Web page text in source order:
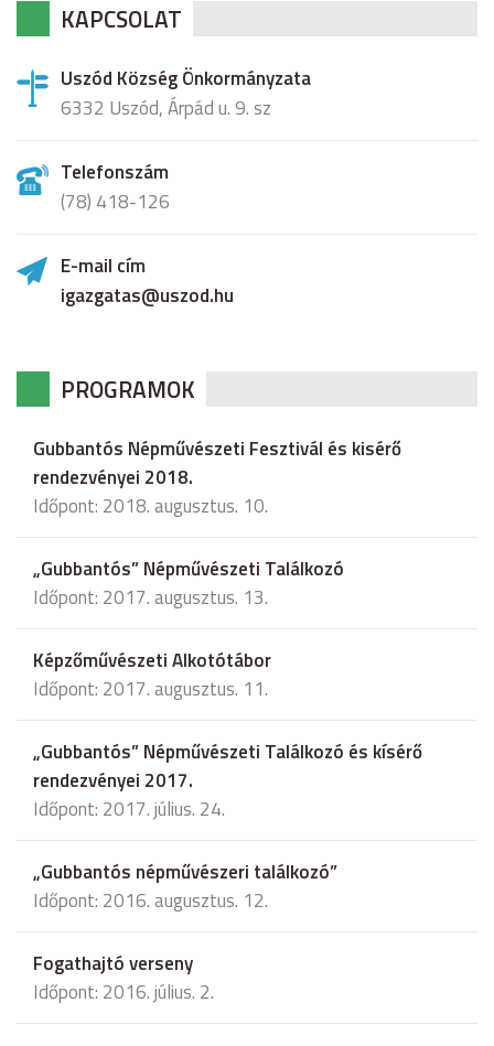
KAPCSOLAT
Uszód Község Önkormányzata
6332 Uszód, Árpád u. 9. sz
Telefonszám
(78) 418-126
E-mail cím
igazgatas@uszod.hu
PROGRAMOK
Gubbantós Népművészeti Fesztivál és kisérő
rendezvényei 2018.
Időpont: 2018. augusztus. 10.
„Gubbantós” Népművészeti Találkozó
Időpont: 2017. augusztus. 13.
Képzőművészeti Alkotótábor
Időpont: 2017. augusztus. 11.
„Gubbantós” Népművészeti Találkozó és kísérő
rendezvényei 2017.
Időpont: 2017. július. 24.
„Gubbantós népművészeri találkozó”
Időpont: 2016. augusztus. 12.
Fogathajtó verseny
Időpont: 2016. július. 2.